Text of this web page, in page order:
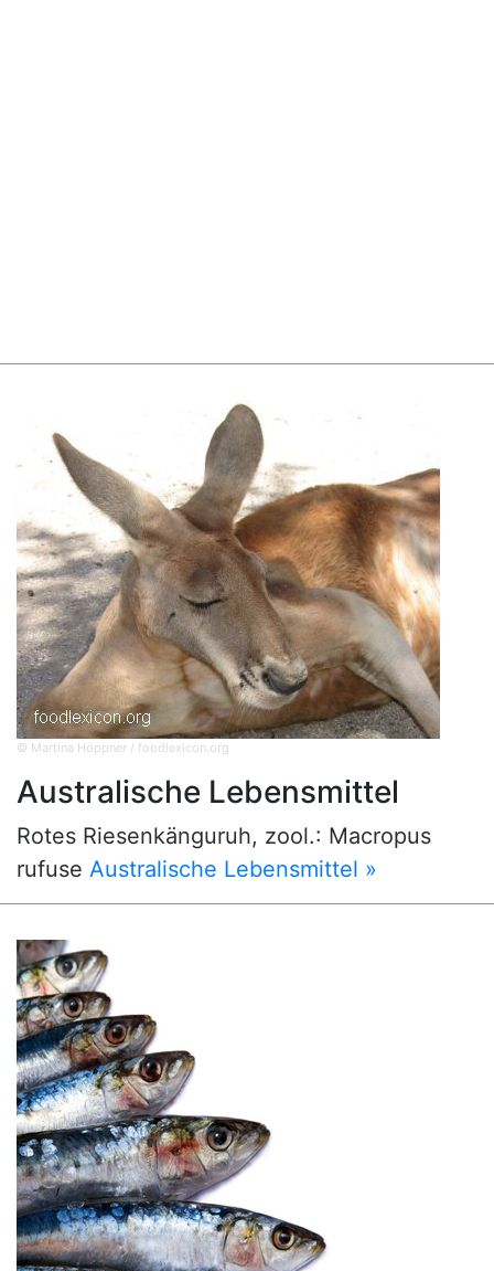
© Martina Höppner / foodlexicon.org
Australische Lebensmittel
Rotes Riesenkänguruh, zool.: Macropus
rufuse Australische Lebensmittel »